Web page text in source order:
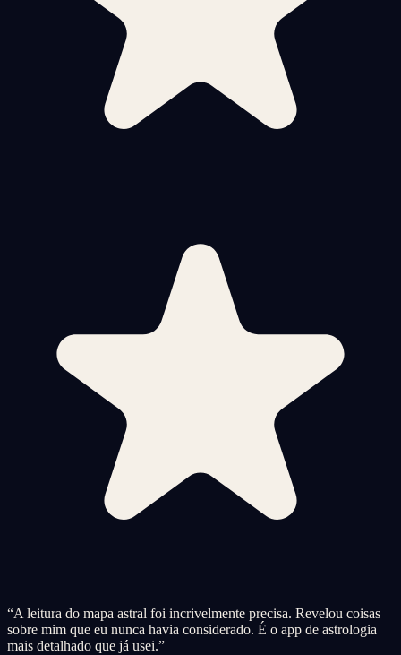
“A leitura do mapa astral foi incrivelmente precisa. Revelou coisas
sobre mim que eu nunca havia considerado. É o app de astrologia
mais detalhado que já usei.”